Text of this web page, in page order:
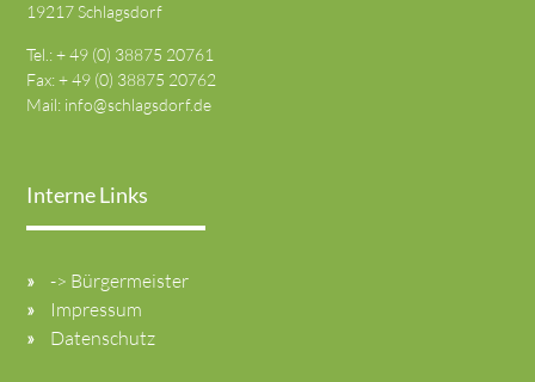
19217 Schlagsdorf
Tel.: + 49 (0) 38875 20761
Fax: + 49 (0) 38875 20762
Mail: info@schlagsdorf.de
Interne Links
-> Bürgermeister
Impressum
Datenschutz